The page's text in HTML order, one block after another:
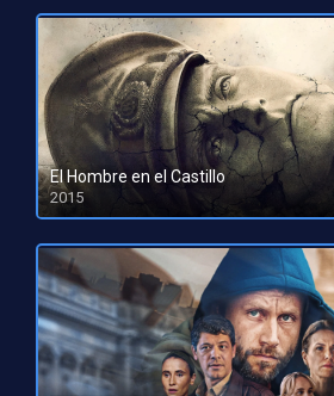
El Hombre en el Castillo
2015
HD 1080pHD 720p